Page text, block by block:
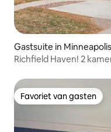
Gastsuite in Minneapolis
Richfield Haven! 2
Favoriet van gasten
Favoriet van gasten